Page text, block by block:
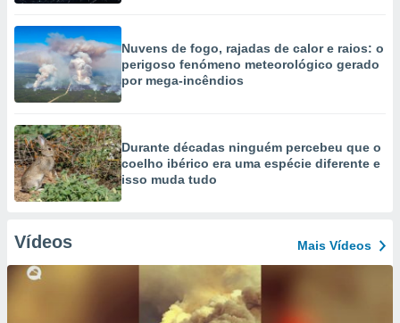
Nuvens de fogo, rajadas de calor e raios: o
perigoso fenómeno meteorológico gerado
por mega-incêndios
Durante décadas ninguém percebeu que o
coelho ibérico era uma espécie diferente e
isso muda tudo
Vídeos Mais Vídeos